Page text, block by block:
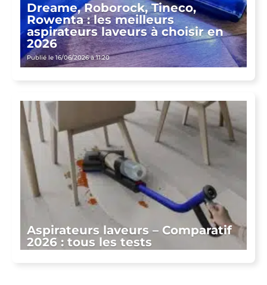
Dreame, Roborock, Tineco,
Rowenta : les meilleurs
aspirateurs laveurs à choisir en
2026
Publié le 16/06/2026 à 11:20
Aspirateurs laveurs – Comparatif
2026 : tous les tests